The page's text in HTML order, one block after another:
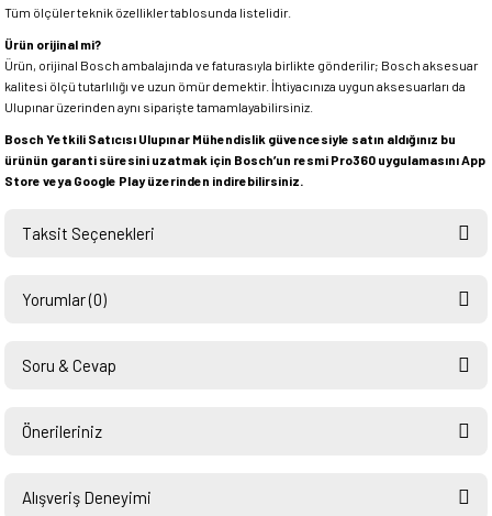
Tüm ölçüler teknik özellikler tablosunda listelidir.
Ürün orijinal mi?
Ürün, orijinal Bosch ambalajında ve faturasıyla birlikte gönderilir; Bosch aksesuar
kalitesi ölçü tutarlılığı ve uzun ömür demektir. İhtiyacınıza uygun aksesuarları da
Ulupınar üzerinden aynı siparişte tamamlayabilirsiniz.
Bosch Yetkili Satıcısı Ulupınar Mühendislik güvencesiyle satın aldığınız bu
ürünün garanti süresini uzatmak için Bosch’un resmi Pro360 uygulamasını App
Store veya Google Play üzerinden indirebilirsiniz.
Taksit Seçenekleri
Yorumlar (0)
Soru & Cevap
Önerileriniz
yetersiz gördüğünüz noktaları öneri formunu kullanarak tarafımıza
Alışveriş Deneyimi